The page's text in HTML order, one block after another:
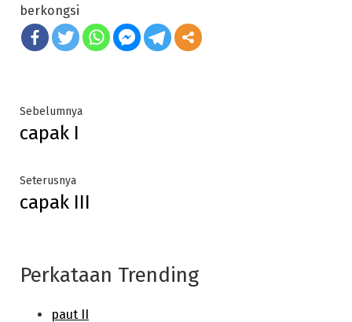
berkongsi
Post
navigation
SebelumnyaPrevious
capak I
SeterusnyaNext
post:
capak III
Perkataan Trending